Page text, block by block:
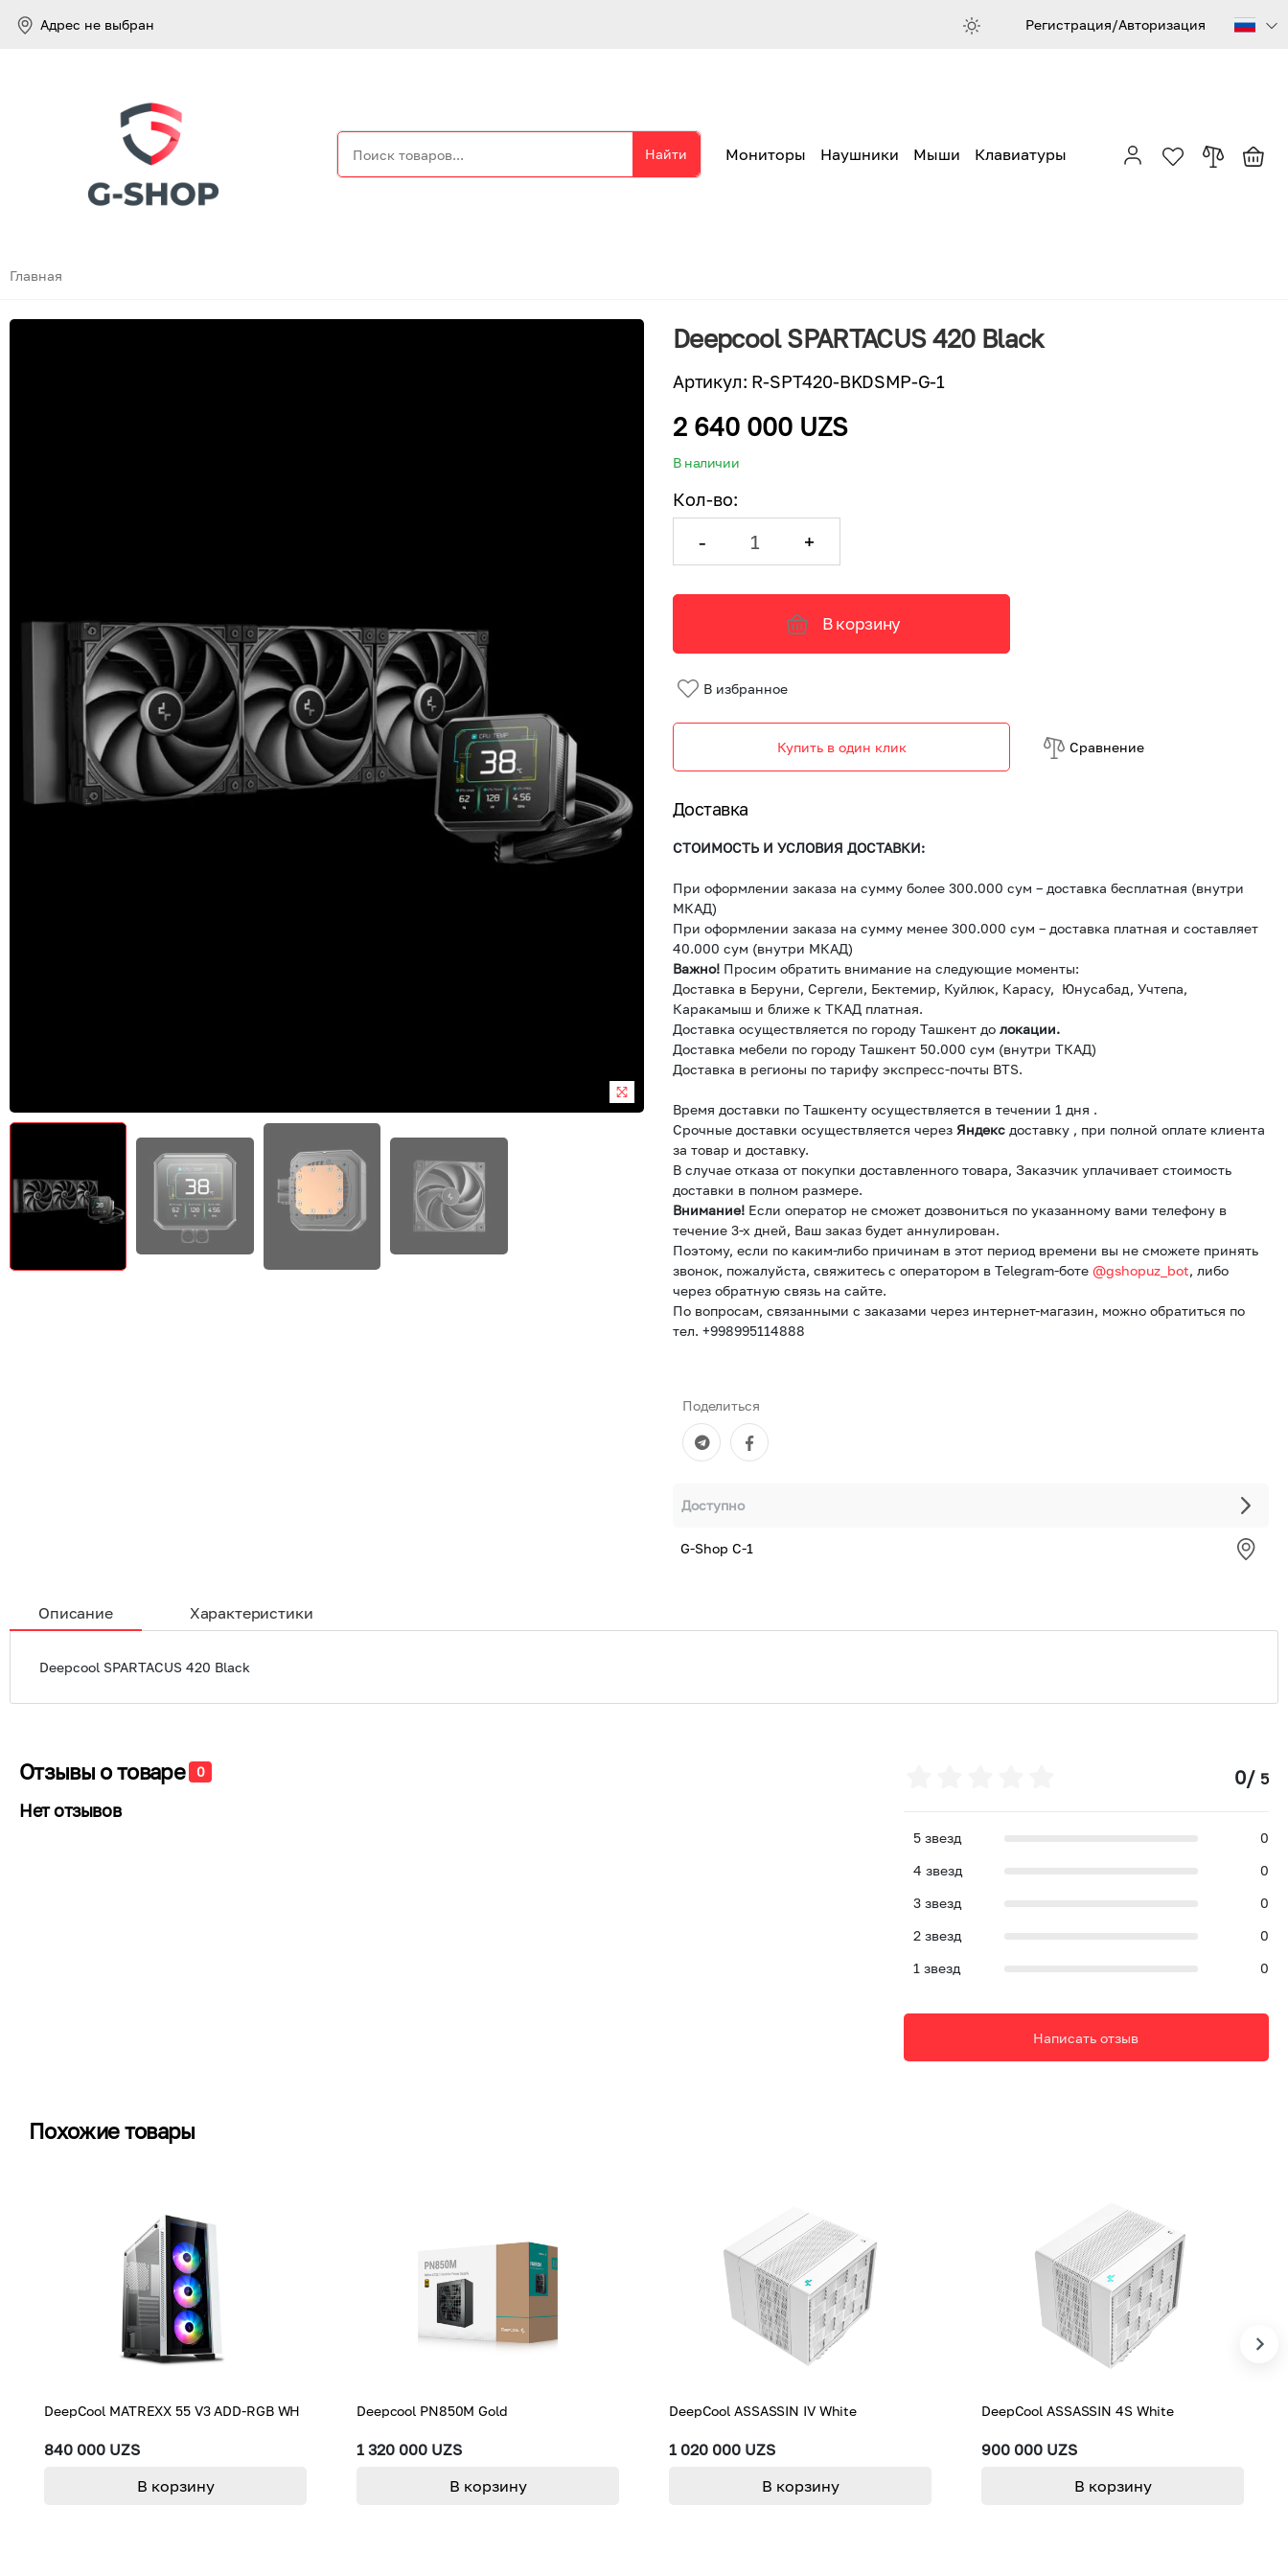
Адрес не выбран Регистрация/Авторизация
Найти Найти Мониторы Наушники Мыши Клавиатуры
Главная
Deepcool SPARTACUS 420 Black
Артикул: R-SPT420-BKDSMP-G-1
2 640 000 UZS
В наличии
Кол-во:
- +
В корзину
В избранное
Купить в один клик Cравнение
Доставка
СТОИМОСТЬ И УСЛОВИЯ ДОСТАВКИ:
При оформлении заказа на сумму более 300.000 сум – доставка бесплатная (внутри
МКАД)
При оформлении заказа на сумму менее 300.000 сум – доставка платная и составляет
40.000 сум (внутри МКАД)
Важно! Просим обратить внимание на следующие моменты:
Доставка в Беруни, Сергели, Бектемир, Куйлюк, Карасу, Юнусабад, Учтепа,
Каракамыш и ближе к ТКАД платная.
Доставка осуществляется по городу Ташкент до локации.
Доставка мебели по городу Ташкент 50.000 сум (внутри ТКАД)
Доставка в регионы по тарифу экспресс-почты BTS.
Время доставки по Ташкенту осуществляется в течении 1 дня .
Срочные доставки осуществляется через Яндекс доставку , при полной оплате клиента
за товар и доставку.
В случае отказа от покупки доставленного товара, Заказчик уплачивает стоимость
доставки в полном размере.
Внимание! Если оператор не сможет дозвониться по указанному вами телефону в
течение 3-х дней, Ваш заказ будет аннулирован.
Поэтому, если по каким-либо причинам в этот период времени вы не сможете принять
звонок, пожалуйста, свяжитесь с оператором в Telegram-боте @gshopuz_bot, либо
через обратную связь на сайте.
По вопросам, связанными с заказами через интернет-магазин, можно обратиться по
тел. +998995114888
Поделиться
Доступно
G-Shop С-1
Описание Характеристики
Deepcool SPARTACUS 420 Black
Отзывы о товаре 0
Нет отзывов
0/ 5
5звезд
0
4 звезд
0
3звезд
0
2звезд
0
1 звезд 0
Написать отзыв
Похожие товары
840 000 UZS
DeepCool MATREXX 55 V3 ADD-RGB WH
В корзину
1 320 000 UZS
Deepcool PN850M Gold
В корзину
1 020 000 UZS
DeepCool ASSASSIN IV White
В корзину
900 000 UZS
DeepCool ASSASSIN 4S White
В корзину